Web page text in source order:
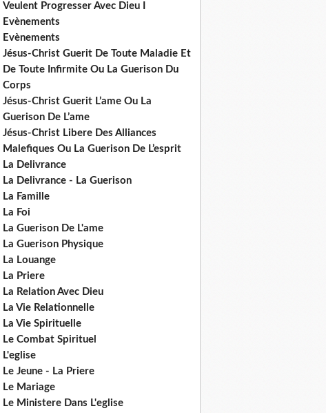
Veulent Progresser Avec Dieu I
Evènements
Evènements
Jésus-Christ Guerit De Toute Maladie Et
De Toute Infirmite Ou La Guerison Du
Corps
Jésus-Christ Guerit L’ame Ou La
Guerison De L’ame
Jésus-Christ Libere Des Alliances
Malefiques Ou La Guerison De L’esprit
La Delivrance
La Delivrance - La Guerison
La Famille
La Foi
La Guerison De L'ame
La Guerison Physique
La Louange
La Priere
La Relation Avec Dieu
La Vie Relationnelle
La Vie Spirituelle
Le Combat Spirituel
L'eglise
Le Jeune - La Priere
Le Mariage
Le Ministere Dans L'eglise